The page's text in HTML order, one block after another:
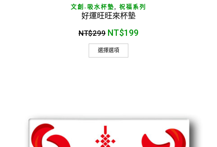
文創-吸水杯墊, 祝福系列
好運旺旺來杯墊
NT$299 NT$199
選擇選項